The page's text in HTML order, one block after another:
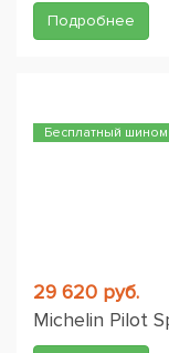
Подробнее
Бесплатный
29 620 руб.
Michelin Pilot